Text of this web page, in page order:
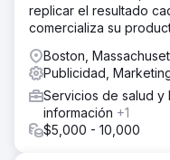
principal no era la
la autoridad y la
La solución
DMR Media lideró una
e infraestructura.
como fuente única de
consolidando
replicar el resultado
comercializa su
Boston,
Publicidad,
Servicios de salud y
información +1
$5,000 - 10,000